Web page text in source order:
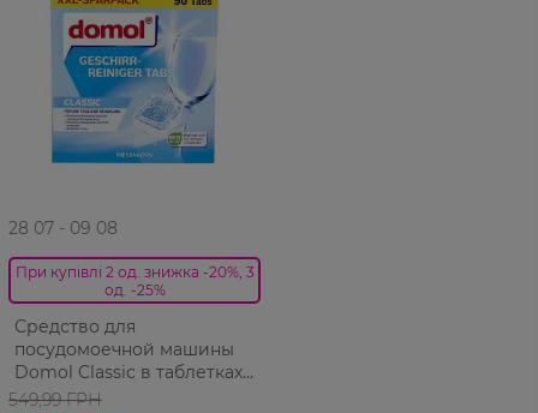
28 07 - 09 08
При купівлі 2 од. знижка -20%, 3
од. -25%
Средство для
посудомоечной машины
Domol Classic в таблетках
90 шт
549,99 ГРН